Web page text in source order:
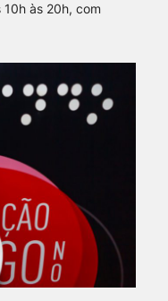
às 20h, com